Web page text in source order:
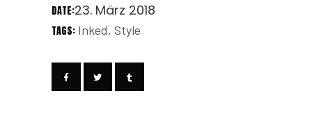
DATE:23. März 2018
TAGS: Inked Style